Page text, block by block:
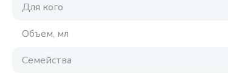
Для кого
Объем, мл
Семейства